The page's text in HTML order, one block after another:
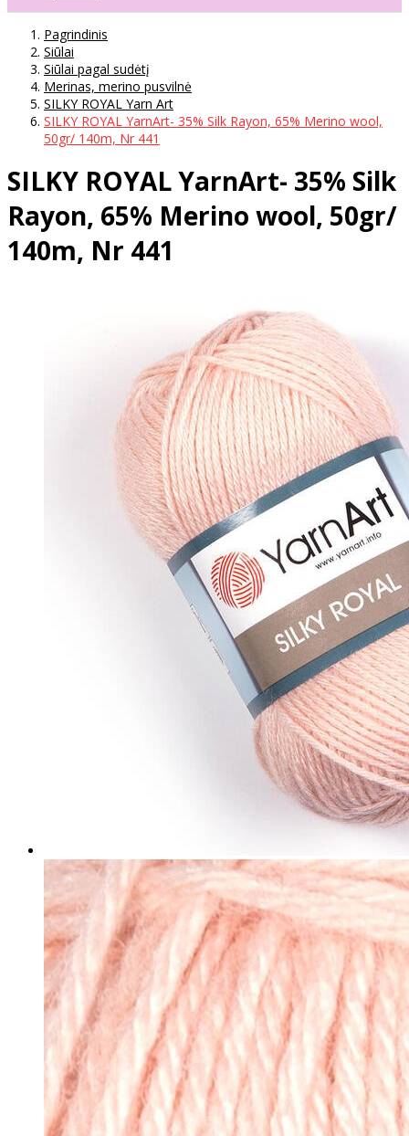
Pagrindinis
Siūlai
Siūlai pagal sudėtį
Merinas, merino pusvilnė
SILKY ROYAL Yarn Art
SILKY ROYAL YarnArt- 35% Silk Rayon, 65% Merino wool,
50gr/ 140m, Nr 441
SILKY ROYAL YarnArt- 35% Silk
Rayon, 65% Merino wool, 50gr/
140m, Nr 441